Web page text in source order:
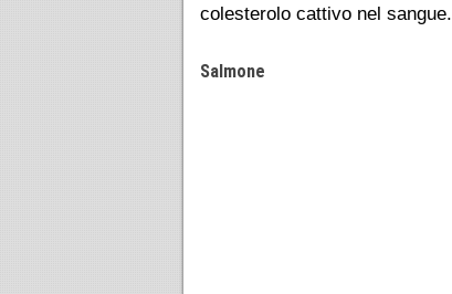
colesterolo cattivo nel sangue.
Salmone